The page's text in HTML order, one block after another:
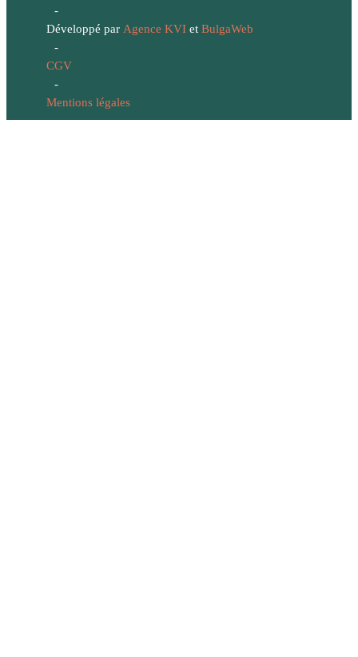
-
Développé par Agence KVIet BulgaWeb
-
CGV
-
Mentions légales